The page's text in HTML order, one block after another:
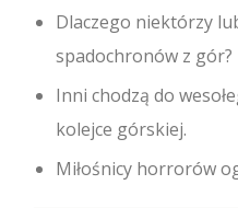
Dlaczego niektórzy
spadochronów z gór?
Inni chodzą do
kolejce górskiej.
Miłośnicy horrorów